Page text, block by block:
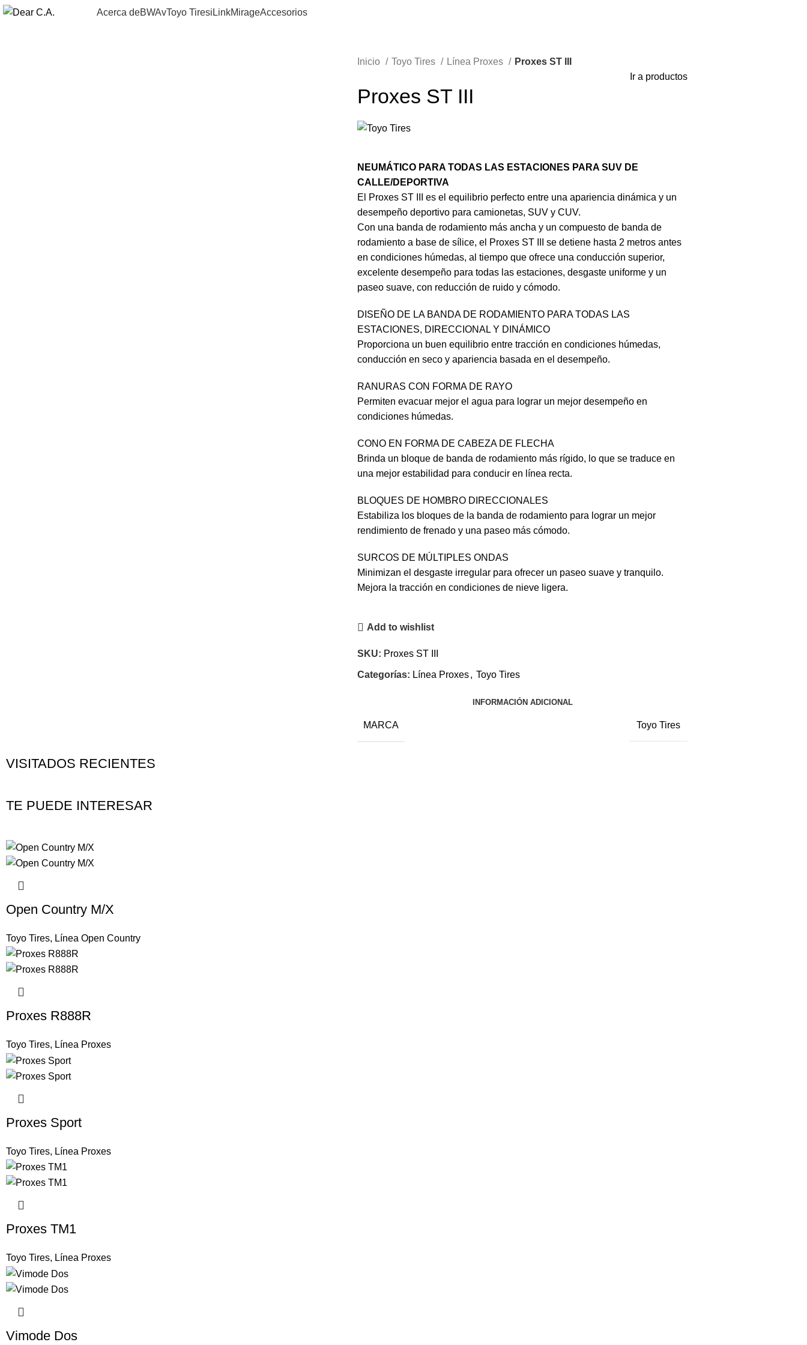
Acerca deBWAvToyo TiresiLinkMirageAccesorios
Inicio Toyo Tires Línea Proxes
Proxes ST III
Ir a productos
Proxes ST III
NEUMÁTICO PARA TODAS LAS ESTACIONES PARA SUV DE
CALLE/DEPORTIVA
El Proxes ST III es el equilibrio perfecto entre una apariencia dinámica y un
desempeño deportivo para camionetas, SUV y CUV.
Con una banda de rodamiento más ancha y un compuesto de banda de
rodamiento a base de sílice, el Proxes ST III se detiene hasta 2 metros antes
en condiciones húmedas, al tiempo que ofrece una conducción superior,
excelente desempeño para todas las estaciones, desgaste uniforme y un
paseo suave, con reducción de ruido y cómodo.
DISEÑO DE LA BANDA DE RODAMIENTO PARA TODAS LAS
ESTACIONES, DIRECCIONAL Y DINÁMICO
Proporciona un buen equilibrio entre tracción en condiciones húmedas,
conducción en seco y apariencia basada en el desempeño.
RANURAS CON FORMA DE RAYO
Permiten evacuar mejor el agua para lograr un mejor desempeño en
condiciones húmedas.
CONO EN FORMA DE CABEZA DE FLECHA
Brinda un bloque de banda de rodamiento más rígido, lo que se traduce en
una mejor estabilidad para conducir en línea recta.
BLOQUES DE HOMBRO DIRECCIONALES
Estabiliza los bloques de la banda de rodamiento para lograr un mejor
rendimiento de frenado y una paseo más cómodo.
SURCOS DE MÚLTIPLES ONDAS
Minimizan el desgaste irregular para ofrecer un paseo suave y tranquilo.
Mejora la tracción en condiciones de nieve ligera.
Add to wishlist
SKU: Proxes ST III
Categorías: Línea Proxes, Toyo Tires
INFORMACIÓN ADICIONAL
MARCA Toyo Tires
VISITADOS RECIENTES
TE PUEDE INTERESAR
Open Country M/X
Toyo Tires, Línea Open Country
Proxes R888R
Toyo Tires, Línea Proxes
Proxes Sport
Toyo Tires, Línea Proxes
Proxes TM1
Toyo Tires, Línea Proxes
Vimode Dos